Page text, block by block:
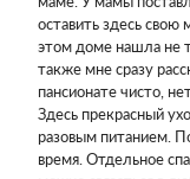
оставить здесь свою
этом доме нашла не
также мне сразу
пансионате чисто,
Здесь прекрасный
разовым питанием.
время. Отдельное